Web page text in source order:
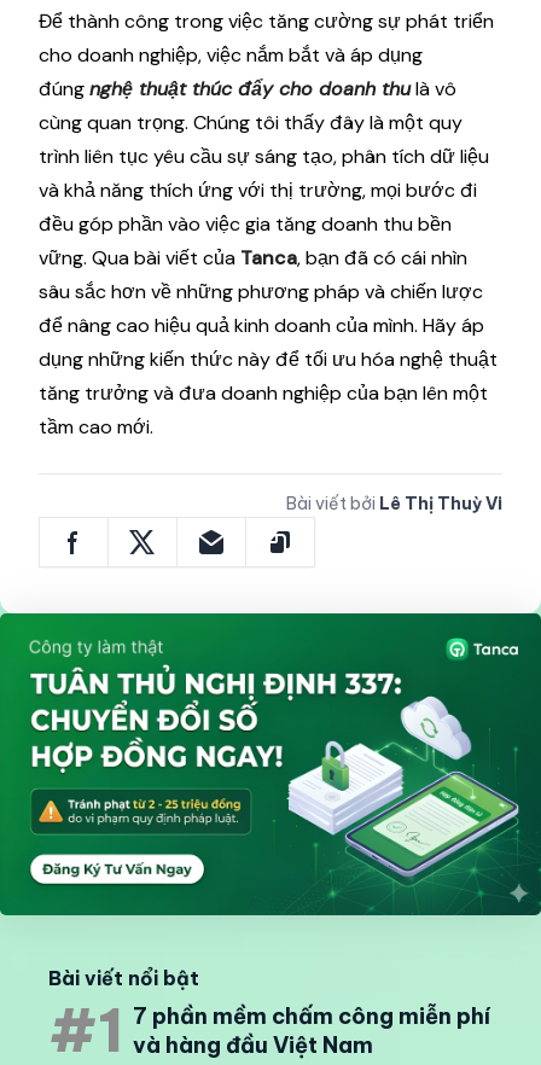
Để thành công trong việc tăng cường sự phát triển
cho doanh nghiệp, việc nắm bắt và áp dụng
đúngnghệ thuật thúc đẩy cho doanh thulà vô
cùng quan trọng. Chúng tôi thấy đây là một quy
trình liên tục yêu cầu sự sáng tạo, phân tích dữ liệu
và khả năng thích ứng với thị trường, mọi bước đi
đều góp phần vào việc gia tăng doanh thu bền
vững. Qua bài viết của Tanca, bạn đã có cái nhìn
sâu sắc hơn về những phương pháp và chiến lược
để nâng cao hiệu quả kinh doanh của mình. Hãy áp
dụng những kiến thức này để tối ưu hóa nghệ thuật
tăng trưởng và đưa doanh nghiệp của bạn lên một
tầm cao mới.
Bài viết bởi Lê Thị Thuỳ Vi
Bài viết nổi bật
#1 7 phần mềm chấm công miễn phí
và hàng đầu Việt Nam